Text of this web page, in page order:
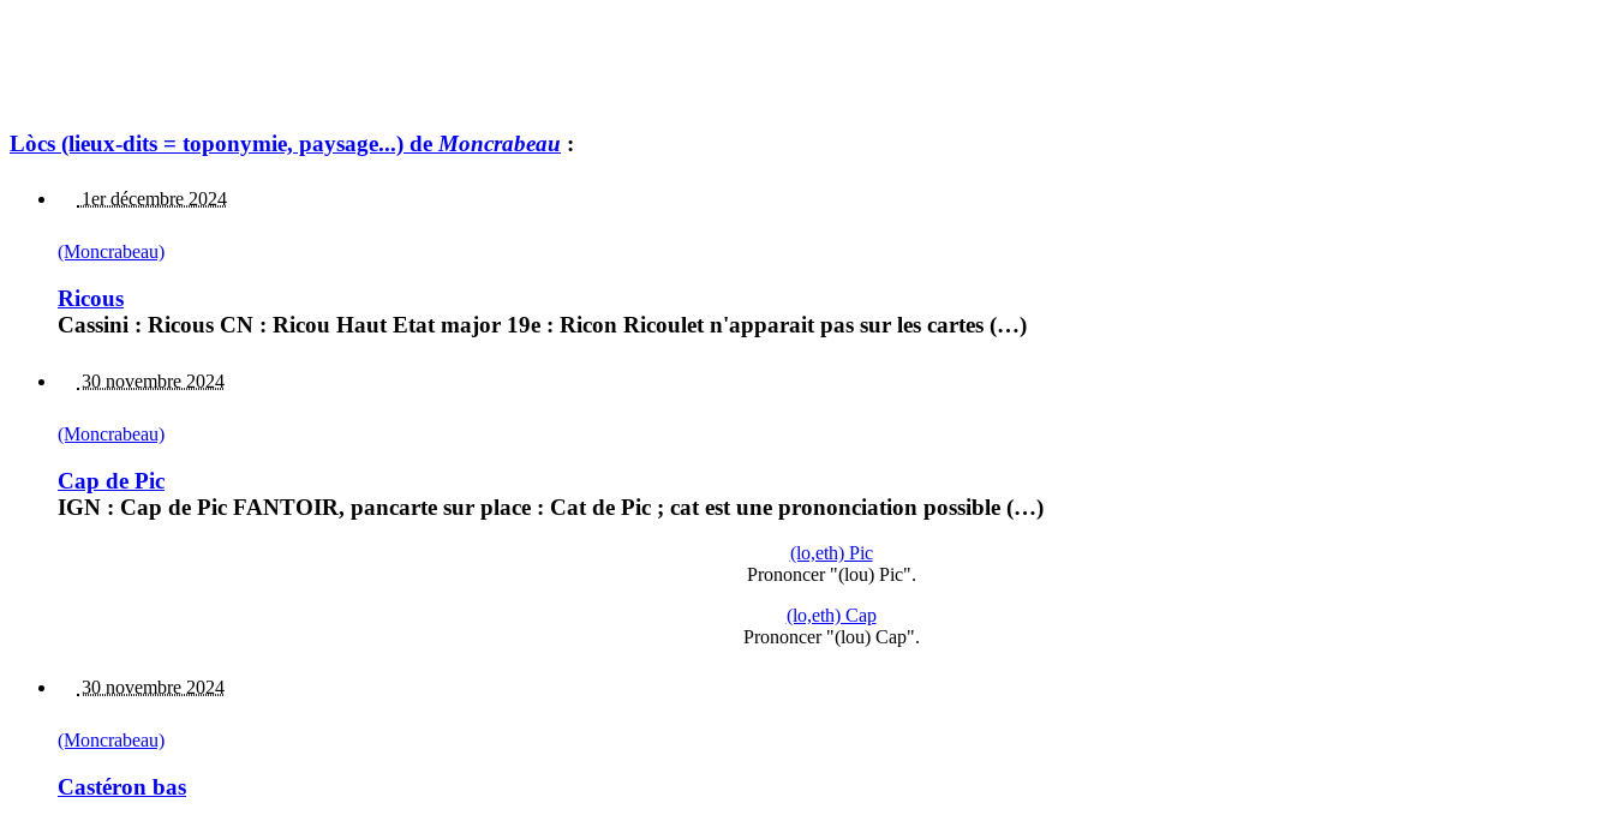
Lòcs (lieux-dits = toponymie, paysage...) de Moncrabeau :
1er décembre 2024
(Moncrabeau)
Ricous
Cassini : Ricous CN : Ricou Haut Etat major 19e : Ricon Ricoulet n'apparait pas sur les cartes (…)
30 novembre 2024
(Moncrabeau)
Cap de Pic
IGN : Cap de Pic FANTOIR, pancarte sur place : Cat de Pic ; cat est une prononciation possible (…)
(lo,eth) Pic
Prononcer "(lou) Pic".
(lo,eth) Cap
Prononcer "(lou) Cap".
30 novembre 2024
(Moncrabeau)
Castéron bas